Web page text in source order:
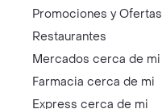
Promociones y Ofertas
Restaurantes
Mercados cerca de mi
Farmacia cerca de mi
Express cerca de mi